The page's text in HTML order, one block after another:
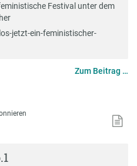
Festival unter dem
jetzt-ein-feministischer-
Zum Beitrag …